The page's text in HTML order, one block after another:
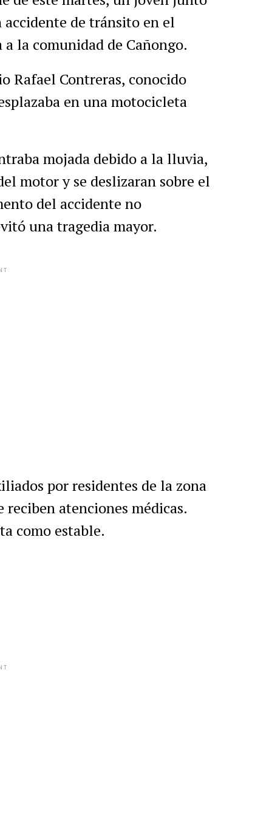
de tránsito en el
la comunidad de Cañongo.
Rafael Contreras, conocido
en una motocicleta
mojada debido a la lluvia,
motor y se deslizaran sobre el
del accidente no
una tragedia mayor.
por residentes de la zona
atenciones médicas.
como estable.